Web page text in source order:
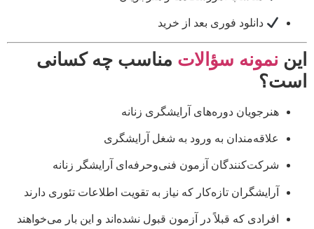
دانلود فوری بعد از خرید
این نمونه سؤالات مناسب چه کسانی
است؟
هنرجویان دوره‌های آرایشگری زنانه
علاقه‌مندان به ورود به شغل آرایشگری
شرکت‌کنندگان آزمون فنی‌وحرفه‌ای آرایشگر زنانه
آرایشگران تازه‌کار که نیاز به تقویت اطلاعات تئوری دارند
افرادی که قبلاً در آزمون قبول نشده‌اند و این بار می‌خواهند